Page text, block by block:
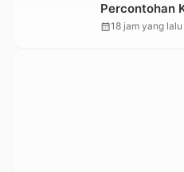
Percontohan
Kemensos
calendar_month18 jam yang lalu